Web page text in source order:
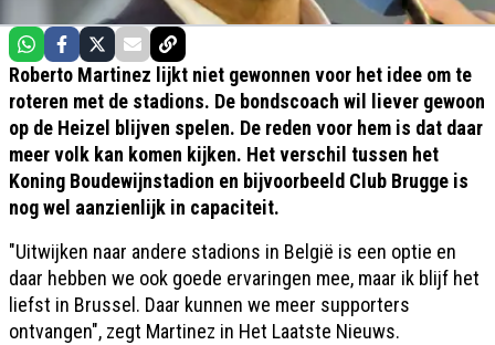
Roberto Martinez lijkt niet gewonnen voor het idee om te
roteren met de stadions. De bondscoach wil liever gewoon
op de Heizel blijven spelen. De reden voor hem is dat daar
meer volk kan komen kijken. Het verschil tussen het
Koning Boudewijnstadion en bijvoorbeeld Club Brugge is
nog wel aanzienlijk in capaciteit.
"Uitwijken naar andere stadions in België is een optie en
daar hebben we ook goede ervaringen mee, maar ik blijf het
liefst in Brussel. Daar kunnen we meer supporters
ontvangen", zegt Martinez in Het Laatste Nieuws.